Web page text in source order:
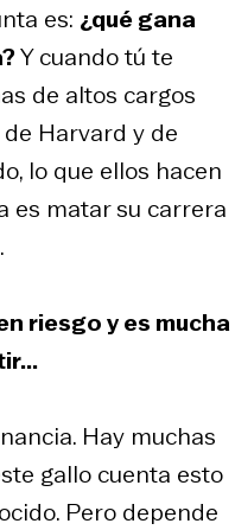
es: ¿qué gana
Y cuando tú te
de altos cargos
Harvard y de
lo que ellos hacen
es matar su carrera
riesgo y es mucha
Hay muchas
gallo cuenta esto
Pero depende